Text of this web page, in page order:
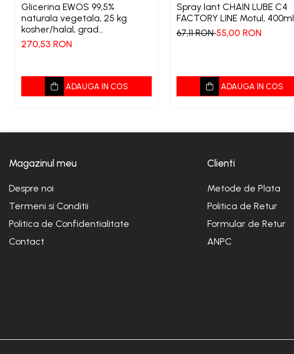
Glicerina EWOS 99,5%
naturala vegetala, 25 kg
kosher/halal, grad
farmaceutic
270,53 RON
ADAUGA IN COS
Spray lant CHAIN LUBE C4
FACTORY LINE Motul, 400ml
67,11 RON55,00 RON
ADAUGA IN COS
Magazinul meu
Despre noi
Termeni si Conditii
Politica de Confidentialitate
Contact
Clienti
Metode de Plata
Politica de Retur
Formular de Retur
ANPC